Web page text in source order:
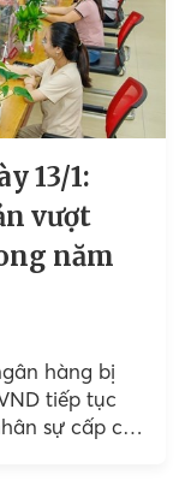
13/1:
vượt
năm
hàng bị
tiếp tục
sự cấp cao